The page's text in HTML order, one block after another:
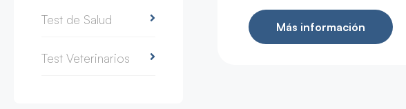
Test de Salud
Test Veterinarios
Más información